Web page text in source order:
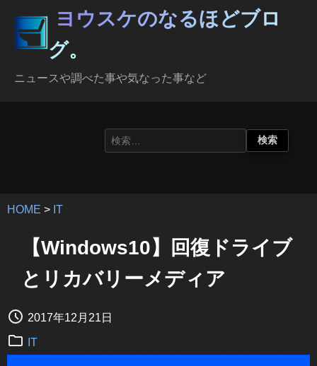
ヨウスケのなるほどブロ
グ。
ニュースや調べた事や気なった事など
HOME > IT
【Windows10】回復ドライブ
とリカバリーメディア
2017年12月21日
IT